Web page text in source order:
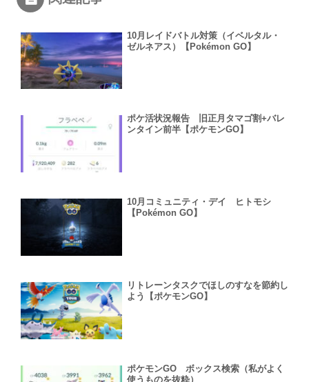
10月レイドバトル対策（イベルタル・
ゼルネアス）【Pokémon GO】
ポケ活状況報告 旧正月タマゴ割+バレ
ンタイン前半【ポケモンGO】
10月コミュニティ・デイ ヒトモシ
【Pokémon GO】
リトレーンタスクでほしのすなを節約し
よう【ポケモンGO】
ポケモンGO ボックス検索（私がよく
使うものを抜粋）